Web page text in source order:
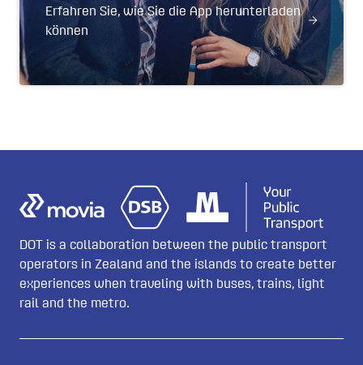
Erfahren Sie, wie Sie die App herunterladen
können
DOT is a collaboration between the public transport
operators in Zealand and the islands to create better
experiences when traveling with buses, trains, light
rail and the metro.